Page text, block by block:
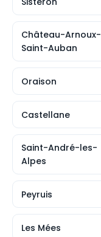
Château-Arnoux-
Saint-Auban
Oraison
Castellane
Saint-André-les-
Alpes
Peyruis
Les Mées